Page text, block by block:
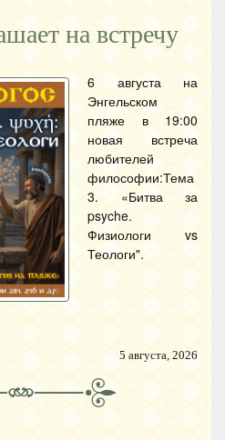
на встречу
6 августа на
Энгельском
пляже в 19:00
новая встреча
любителей
философии:Тема
3. «Битва за
psyche.
Физиологи vs
Теологи".
5 августа, 2026